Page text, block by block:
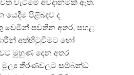
යෙදීම පිළිබඳව ද
වෙමින් පවතින අතර, පහළ
අත්හිටුවීමට හෝ
මුහුණ දෙන අතර
මූල්‍ය තීරණවලට සම්බන්ධ